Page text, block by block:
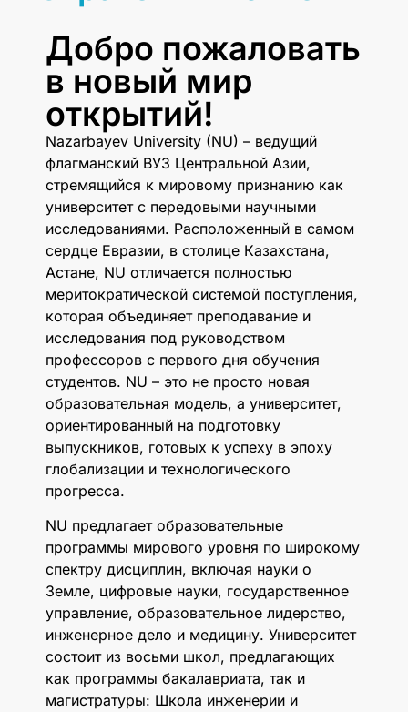
Добро пожаловать
в новый мир
открытий!
Nazarbayev University (NU) – ведущий
флагманский ВУЗ Центральной Азии,
стремящийся к мировому признанию как
университет с передовыми научными
исследованиями. Расположенный в самом
сердце Евразии, в столице Казахстана,
Астане, NU отличается полностью
меритократической системой поступления,
которая объединяет преподавание и
исследования под руководством
профессоров с первого дня обучения
студентов. NU – это не просто новая
образовательная модель, а университет,
ориентированный на подготовку
выпускников, готовых к успеху в эпоху
глобализации и технологического
прогресса.
NU предлагает образовательные
программы мирового уровня по широкому
спектру дисциплин, включая науки о
Земле, цифровые науки, государственное
управление, образовательное лидерство,
инженерное дело и медицину. Университет
состоит из восьми школ, предлагающих
как программы бакалавриата, так и
магистратуры: Школа инженерии и